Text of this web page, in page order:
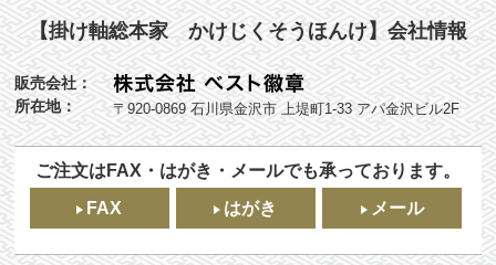
【掛け軸総本家 かけじくそうほんけ】会社情報
販売会社：
所在地：
〒920-0869 石川県金沢市 上堤町1-33 アパ金沢ビル2F
ご注文はFAX・はがき・メールでも承っております。
FAX
はがき メール